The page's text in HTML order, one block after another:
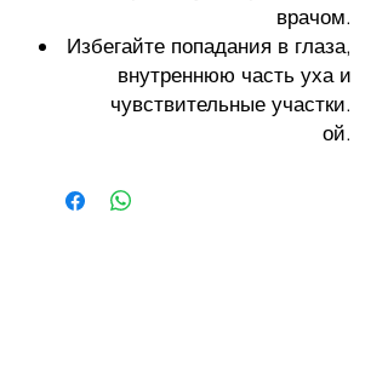
врачом.
Избегайте попадания в глаза,
внутреннюю часть уха и
чувствительные участки.
ой.